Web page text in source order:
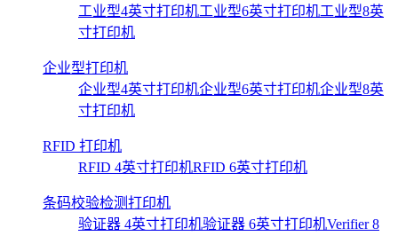
工业型4英寸打印机工业型6英寸打印机工业型8英
寸打印机
企业型打印机
企业型4英寸打印机企业型6英寸打印机企业型8英
寸打印机
RFID 打印机
RFID 4英寸打印机RFID 6英寸打印机
条码校验检测打印机
验证器 4英寸打印机验证器 6英寸打印机Verifier 8